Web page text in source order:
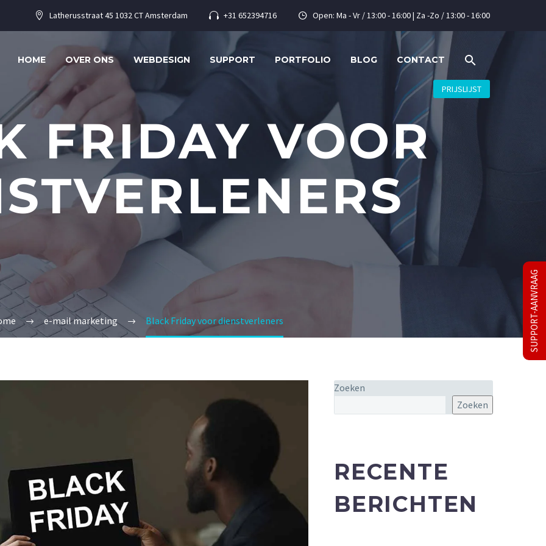

 Latherusstraat 45 1032 CT Amsterdam 
 +31 652394716 
 Open: Ma - Vr / 13:00 - 16:00 | Za -Zo / 13:00 - 16:00
HOME OVER ONS WEBDESIGN SUPPORT PORTFOLIO BLOG CONTACT
PRIJSLIJST
FRIDAY VOOR
e-mail marketing Black Friday voor dienstverleners
Zoeken
Zoeken
RECENTE
BERICHTEN
SUPPORT-AANVRAAG